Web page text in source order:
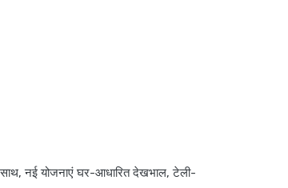
साथ, नई योजनाएं घर-आधारित देखभाल, टेली-